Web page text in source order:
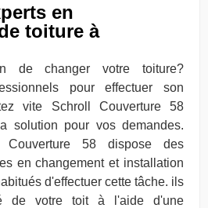
en
toiture à
de changer votre toiture?
pour effectuer son
vite Schroll Couverture 58
solution pour vos demandes.
Couverture 58 dispose des
en changement et installation
d'effectuer cette tâche. ils
de votre toit à l'aide d'une